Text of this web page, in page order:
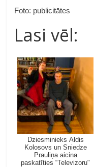
Foto: publicitātes
Lasi vēl:
Dziesminieks Aldis
Kolosovs un Sniedze
Prauliņa aicina
paskatīties “Televizoru"